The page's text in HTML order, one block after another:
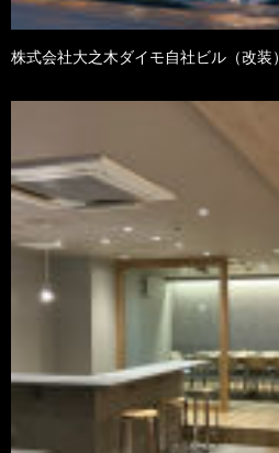
株式会社大之木ダイモ自社ビル（改装）